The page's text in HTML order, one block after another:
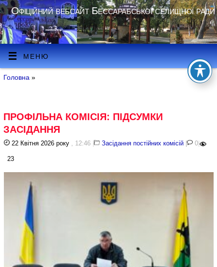
Офіційний вебсайт Бессарабської селищної ради
МЕНЮ
Головна »
ПРОФІЛЬНА КОМІСІЯ: ПІДСУМКИ
ЗАСІДАННЯ
22 Квітня 2026 року , 12:46 | Засідання постійних комісій | 0 |
23